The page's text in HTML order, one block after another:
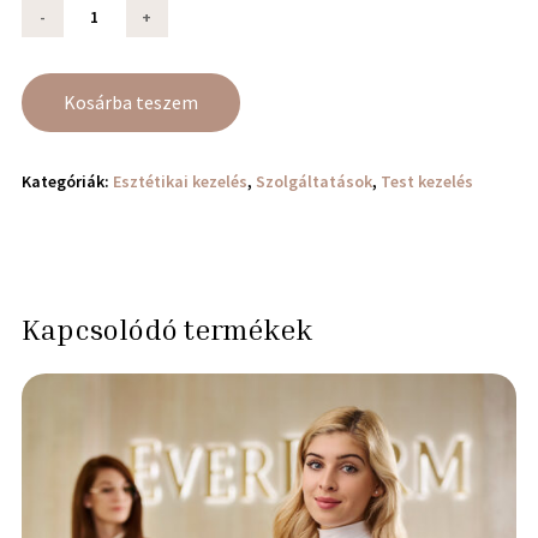
Kosárba teszem
Kategóriák: Esztétikai kezelés, Szolgáltatások, Test kezelés
Kapcsolódó termékek